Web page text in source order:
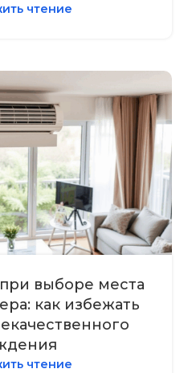
чтение
выборе места
как избежать
чтение